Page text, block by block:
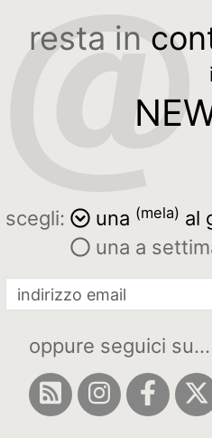
resta in
scegli: una (mela) al
una a
oppure seguici su...